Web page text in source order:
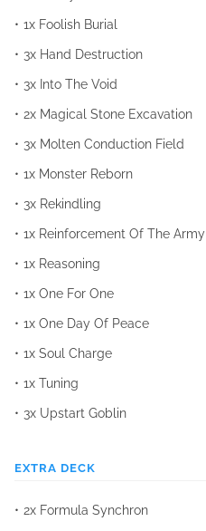
1x Foolish Burial
3x Hand Destruction
3x Into The Void
2x Magical Stone Excavation
3x Molten Conduction Field
1x Monster Reborn
3x Rekindling
1x Reinforcement Of The Army
1x Reasoning
1x One For One
1x One Day Of Peace
1x Soul Charge
1x Tuning
3x Upstart Goblin
EXTRA DECK
2x Formula Synchron